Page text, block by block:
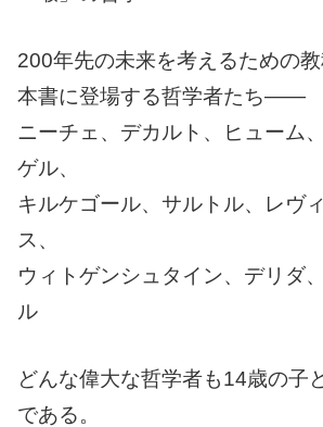
200年先の未来を考えるための
本書に登場する哲学者たち――
ニーチェ、デカルト、ヒューム
ゲル、
キルケゴール、サルトル、レヴ
ス、
ウィトゲンシュタイン、デリダ
ル
どんな偉大な哲学者も14歳の子
である。